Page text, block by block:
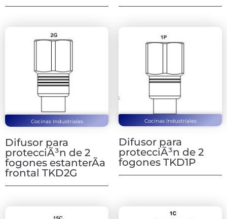
Cocinas Industriales
Difusor para
protecciÃ³n de 2
fogones estanterÃ­a
frontal TKD2G
Cocinas Industriales
Difusor para
protecciÃ³n de 2
fogones TKD1P